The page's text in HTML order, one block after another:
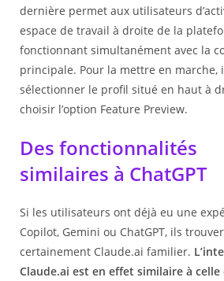
dernière permet aux utilisateurs
espace de travail à droite de la
fonctionnant simultanément avec la
principale. Pour la mettre en marche,
sélectionner le profil situé en haut à
choisir l’option Feature Preview.
Des fonctionnalités
similaires à ChatGPT
Si les utilisateurs ont déjà eu une
Copilot, Gemini ou ChatGPT, ils
certainement Claude.ai familier.
Claude.ai est en effet similaire à celle